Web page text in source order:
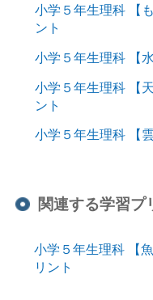
小学５年生理科 【
ント
小学５年生理科 【
小学５年生理科 【
ント
小学５年生理科 【
関連する学習プ
小学５年生理科 【
リント